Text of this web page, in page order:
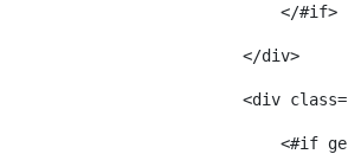
</#if>
</div>
<div
<#if